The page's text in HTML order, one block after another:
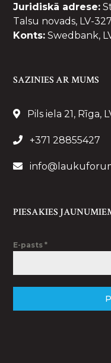
Juridiskā adrese:
Talsu novads, LV-
Konts: Swedbank,
SAZINIES AR MUMS
Pils iela 21, Rīga,
+371 28855427
PIESAKIES
E-pasts*